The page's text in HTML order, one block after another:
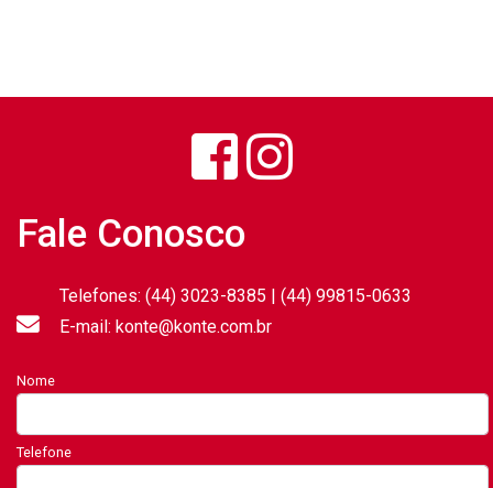
Fale Conosco
Telefones: (44) 3023-8385 | (44) 99815-0633
E-mail: konte@konte.com.br
Nome
Telefone